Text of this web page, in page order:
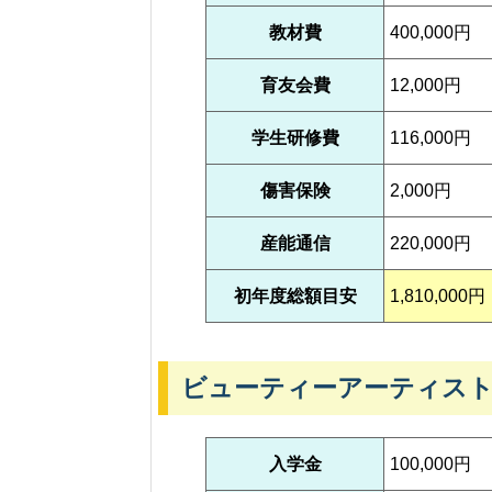
教材費 400,000円
育友会費 12,000円
学生研修費 116,000円
傷害保険 2,000円
産能通信 220,000円
初年度総額目安 1,810,000円
ビューティーアーティス
入学金 100,000円